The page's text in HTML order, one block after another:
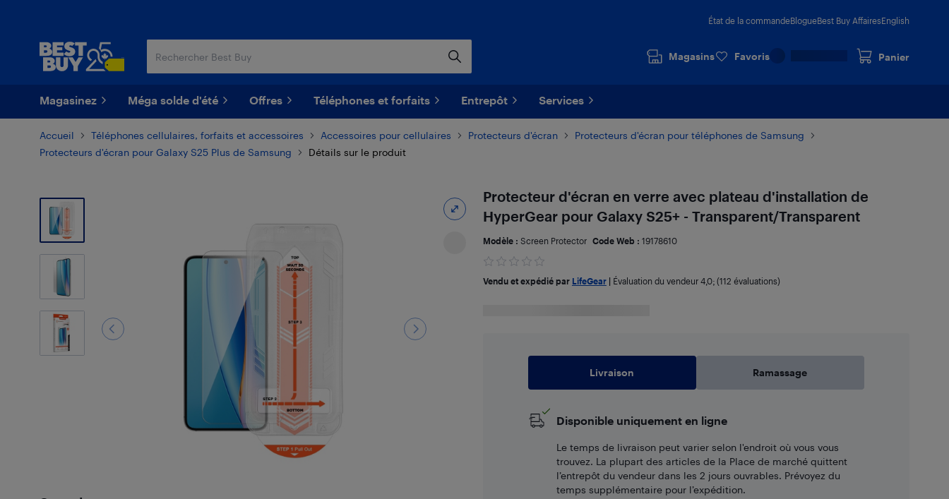
État de la commandeBlogueBest Buy AffairesEnglish
Magasins Favoris Panier
Magasinez Méga solde d'été Offres Téléphones et forfaits Entrepôt Services
Accueil Téléphones cellulaires, forfaits et accessoires Accessoires pour cellulaires Protecteurs d'écran
Protecteurs d'écran pour téléphones de Samsung
Protecteurs d'écran pour Galaxy S25 Plus de Samsung
Détails sur le produit
Protecteur d'écran en verre avec plateau d'installation de
HyperGear pour Galaxy S25+ - Transparent/Transparent
Modèle : Screen Protector Code Web : 19178610
Vendu et expédié par LifeGear| Évaluation du vendeur 4,0; (112 évaluations)
Livraison Ramassage
Disponible uniquement en ligne
Le temps de livraison peut varier selon l'endroit où vous vous
trouvez. La plupart des articles de la Place de marché quittent
l’entrepôt du vendeur dans les 2 jours ouvrables. Prévoyez du
temps supplémentaire pour l’expédition.